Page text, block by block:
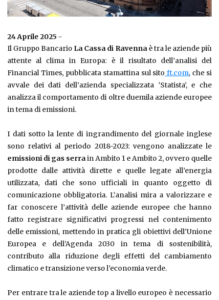
24 Aprile 2025 -
Il Gruppo Bancario La Cassa di Ravennaè tra le aziende più
attente al clima in Europa: è il risultato dell’analisi del
Financial Times, pubblicata stamattina sul sito ft.com, che si
avvale dei dati dell’azienda specializzata ‘Statista’, e che
analizza il comportamento di oltre duemila aziende europee
in tema di emissioni.
I dati sotto la lente di ingrandimento del giornale inglese
sono relativi al periodo 2018-2023: vengono analizzate le
emissioni di gas serrain Ambito 1 e Ambito 2, ovvero quelle
prodotte dalle attività dirette e quelle legate all’energia
utilizzata, dati che sono ufficiali in quanto oggetto di
comunicazione obbligatoria. L’analisi mira a valorizzare e
far conoscere l’attività delle aziende europee che hanno
fatto registrare significativi progressi nel contenimento
delle emissioni, mettendo in pratica gli obiettivi dell’Unione
Europea e dell’Agenda 2030 in tema di sostenibilità,
contributo alla riduzione degli effetti del cambiamento
climatico e transizione verso l’economia verde.
Per entrare tra le aziende top a livello europeo è necessario